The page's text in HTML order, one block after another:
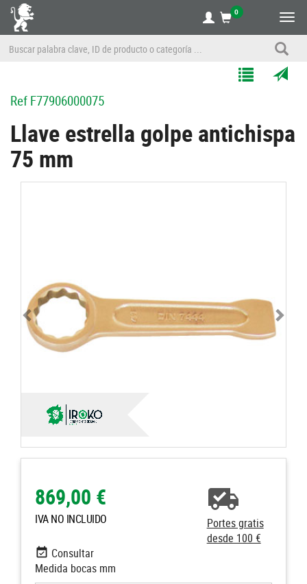
0
a
Listas
RefF77906000075
Llave estrella golpe antichispa
75 mm
869,00 €
IVA NO INCLUIDO
Portes gratis
desde 100 €
Consultar
Medida bocas mm